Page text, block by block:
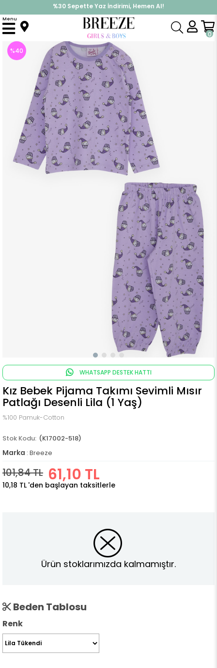
%30 Sepette Yaz İndirimi, Hemen Al!
İndirimlere ek %10 İndirimi Kap, Hemen Üye Ol!
0
Menu
Anasayfa Pijama & İç Giyim KIZ Pijama Takımları
%40
WHATSAPP DESTEK HATTI
Kız Bebek Pijama Takımı Sevimli Mısır
Patlağı Desenli Lila (1 Yaş)
%100 Pamuk-Cotton
(K17002-518)
Marka : Breeze
101,84 TL 61,10 TL
10,18 TL 'den başlayan taksitlerle
Ürün stoklarımızda kalmamıştır.
Beden Tablosu
Renk